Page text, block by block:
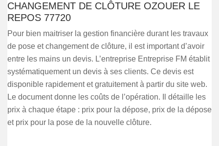
CHANGEMENT DE CLÔTURE OZOUER LE
REPOS 77720
Pour bien maitriser la gestion financière durant les travaux
de pose et changement de clôture, il est important d’avoir
entre les mains un devis. L’entreprise Entreprise FM établit
systématiquement un devis à ses clients. Ce devis est
disponible rapidement et gratuitement à partir du site web.
Le document donne les coûts de l’opération. Il détaille les
prix à chaque étape : prix pour la dépose, prix de la dépose
et prix pour la pose de la nouvelle clôture.